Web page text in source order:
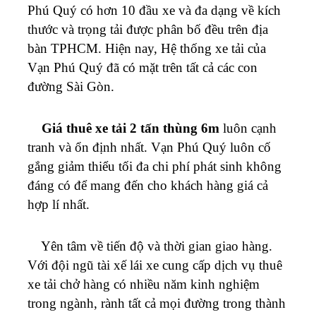
Phú Quý có hơn 10 đầu xe và đa dạng về kích
thước và trọng tải được phân bố đều trên địa
bàn TPHCM. Hiện nay, Hệ thống xe tải của
Vạn Phú Quý đã có mặt trên tất cả các con
đường Sài Gòn.
Giá thuê xe tải 2 tấn thùng 6m luôn cạnh
tranh và ổn định nhất. Vạn Phú Quý luôn cố
gắng giảm thiểu tối đa chi phí phát sinh không
đáng có để mang đến cho khách hàng giá cả
hợp lí nhất.
Yên tâm về tiến độ và thời gian giao hàng.
Với đội ngũ tài xế lái xe cung cấp dịch vụ thuê
xe tải chở hàng có nhiều năm kinh nghiệm
trong ngành, rành tất cả mọi đường trong thành